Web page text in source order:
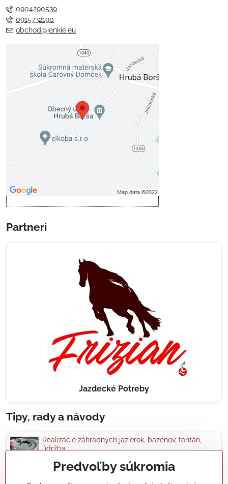
0904290539
0915732190
obchod@jenkie.eu
Externý obsah je blokovaný
Voľbami súkromia
Prajete si načítať externý obsah?
Povoliť tentokrát
Povoliť a zapamätať - súhlas s
Partneri
Jazdecké Potreby
Tipy, rady a návody
Realizácie záhradných jazierok, bazénov, fontán,
údržba...
Články a blogy
Predvoľby súkromia